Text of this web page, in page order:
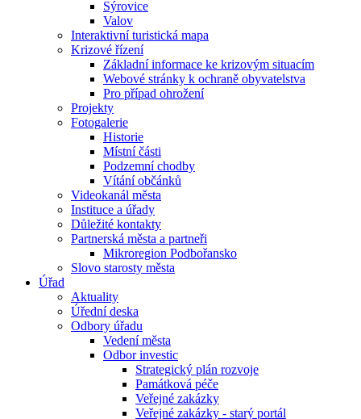
Sýrovice
Valov
Interaktivní turistická mapa
Krizové řízení
Základní informace ke krizovým situacím
Webové stránky k ochraně obyvatelstva
Pro případ ohrožení
Projekty
Fotogalerie
Historie
Místní části
Podzemní chodby
Vítání občánků
Videokanál města
Instituce a úřady
Důležité kontakty
Partnerská města a partneři
Mikroregion Podbořansko
Slovo starosty města
Úřad
Aktuality
Úřední deska
Odbory úřadu
Vedení města
Odbor investic
Strategický plán rozvoje
Památková péče
Veřejné zakázky
Veřejné zakázky - starý portál